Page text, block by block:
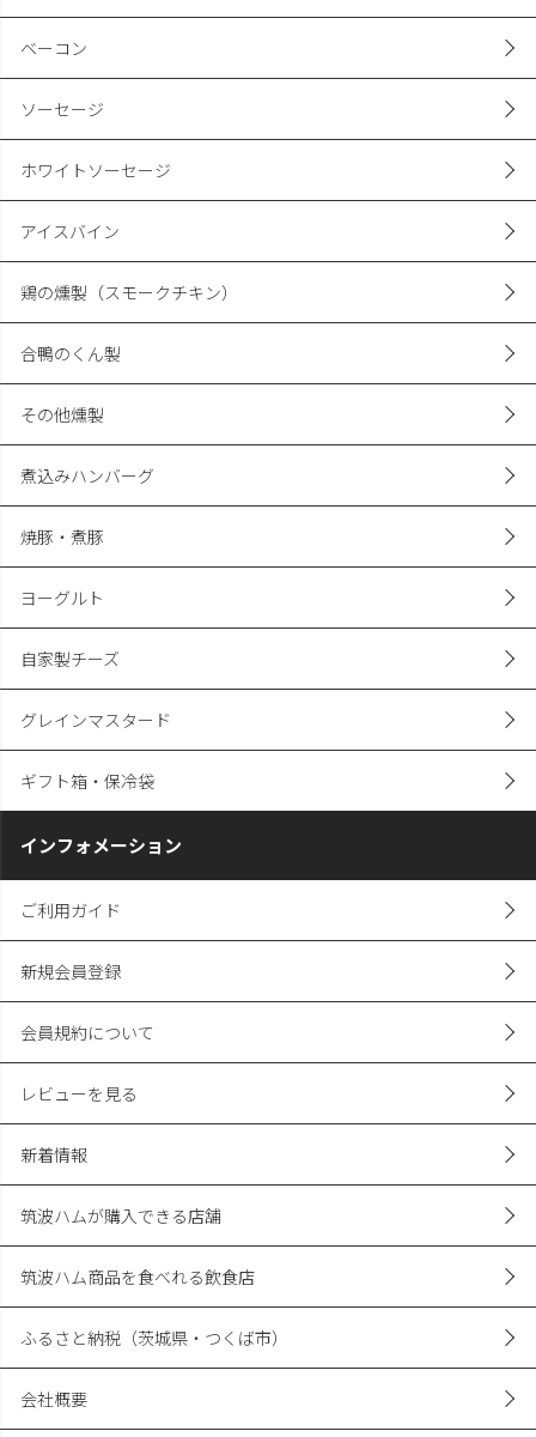
ベーコン
ソーセージ
ホワイトソーセージ
アイスバイン
鶏の燻製（スモークチキン）
合鴨のくん製
その他燻製
煮込みハンバーグ
焼豚・煮豚
ヨーグルト
自家製チーズ
グレインマスタード
ギフト箱・保冷袋
インフォメーション
ご利用ガイド
新規会員登録
会員規約について
レビューを見る
新着情報
筑波ハムが購入できる店舗
筑波ハム商品を食べれる飲食店
ふるさと納税（茨城県・つくば市）
会社概要